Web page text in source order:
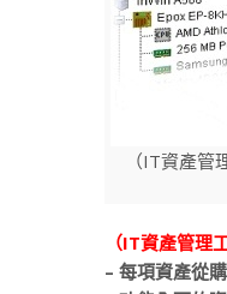
（IT資產
（IT資產管
– 每項資產從